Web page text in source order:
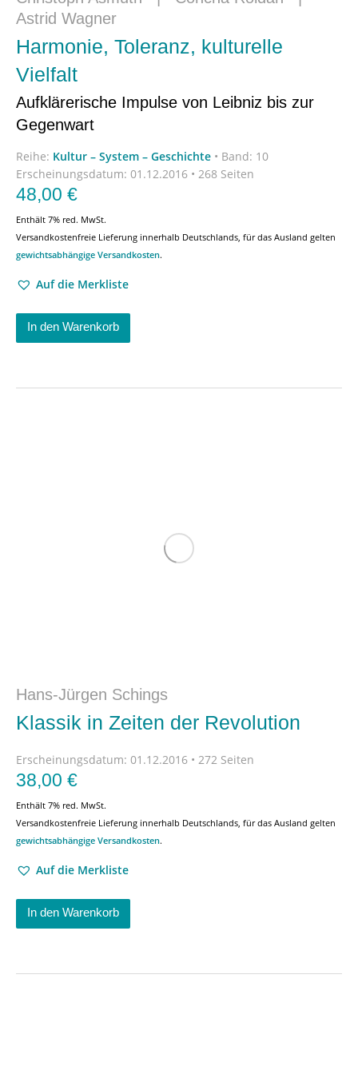
Astrid Wagner
Harmonie, Toleranz, kulturelle
Vielfalt
Aufklärerische Impulse von Leibniz bis zur
Gegenwart
Reihe: Kultur – System – Geschichte • Band: 10
Erscheinungsdatum: 01.12.2016 • 268 Seiten
48,00 €
Enthält 7% red. MwSt.
Versandkostenfreie Lieferung innerhalb Deutschlands, für das Ausland gelten
gewichtsabhängige Versandkosten.
Auf die Merkliste
In den Warenkorb
Hans-Jürgen Schings
Klassik in Zeiten der Revolution
Erscheinungsdatum: 01.12.2016 • 272 Seiten
38,00 €
Enthält 7% red. MwSt.
Versandkostenfreie Lieferung innerhalb Deutschlands, für das Ausland gelten
gewichtsabhängige Versandkosten.
Auf die Merkliste
In den Warenkorb